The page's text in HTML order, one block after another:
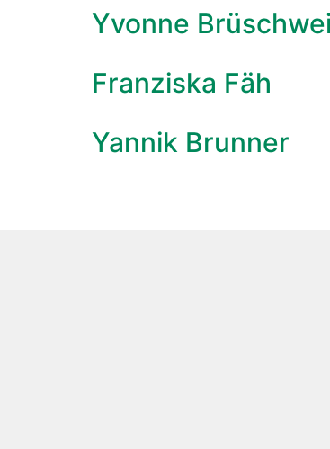
Yvonne
Franziska Fäh
Yannik Brunner